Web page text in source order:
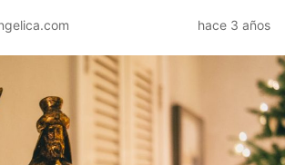
hace 3 años